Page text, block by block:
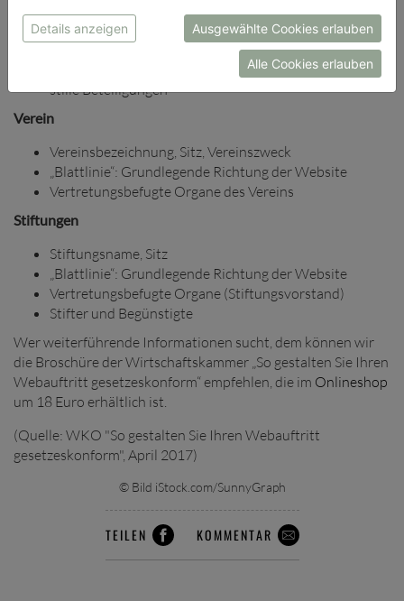
Firma, Sitz, Unternehmensgegenstand
„Blattlinie“: Grundlegende Richtung der Website
Mitglieder des Vorstands und des Aufsichtsrats
Beteiligungsverhältnisse inkl. Treuhandschaften und
stille Beteiligungen
Verein
Vereinsbezeichnung, Sitz, Vereinszweck
„Blattlinie“: Grundlegende Richtung der Website
Vertretungsbefugte Organe des Vereins
Stiftungen
Stiftungsname, Sitz
„Blattlinie“: Grundlegende Richtung der Website
Vertretungsbefugte Organe (Stiftungsvorstand)
Stifter und Begünstigte
Wer weiterführende Informationen sucht, dem können wir
die Broschüre der Wirtschaftskammer „So gestalten Sie Ihren
Webauftritt gesetzeskonform“ empfehlen, die im Onlineshop
um 18 Euro erhältlich ist.
(Quelle: WKO "So gestalten Sie Ihren Webauftritt
gesetzeskonform", April 2017)
© Bild iStock.com/SunnyGraph
TEILEN KOMMENTAR
Details anzeigen Ausgewählte Cookies erlauben
Alle Cookies erlauben